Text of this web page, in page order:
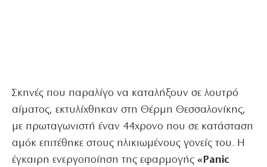
Σκηνές που παραλίγο να καταλήξουν σε λουτρό
αίματος, εκτυλίχθηκαν στη Θέρμη Θεσσαλονίκης,
με πρωταγωνιστή έναν 44χρονο που σε κατάσταση
αμόκ επιτέθηκε στους ηλικιωμένους γονείς του. Η
έγκαιρη ενεργοποίηση της εφαρμογής «Panic